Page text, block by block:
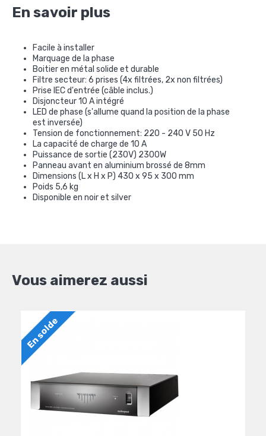
En savoir plus
Facile à installer
Marquage de la phase
Boitier en métal solide et durable
Filtre secteur: 6 prises (4x filtrées, 2x non filtrées)
Prise IECd'entrée (câble inclus.)
Disjoncteur10 A intégré
LED de phase (s'allume quand la position de la phase
est inversée)
Tension de fonctionnement: 220 - 240 V 50 Hz
La capacité de charge de 10 A
Puissance de sortie (230V) 2300W
Panneau avant en aluminium brossé de 8mm
Dimensions (L x H x P) 430 x 95 x 300 mm
Poids 5,6 kg
Disponible en noir et silver
Vous aimerez aussi
En solde